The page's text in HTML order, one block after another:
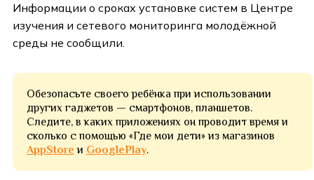
Информации о сроках установке систем в Центре
изучения и сетевого мониторинга молодёжной
среды не сообщили.
Обезопасьте своего ребёнка при использовании
других гаджетов — смартфонов, планшетов.
Следите, в каких приложениях он проводит время и
сколько с помощью «Где мои дети» из магазинов
AppStore и GooglePlay.